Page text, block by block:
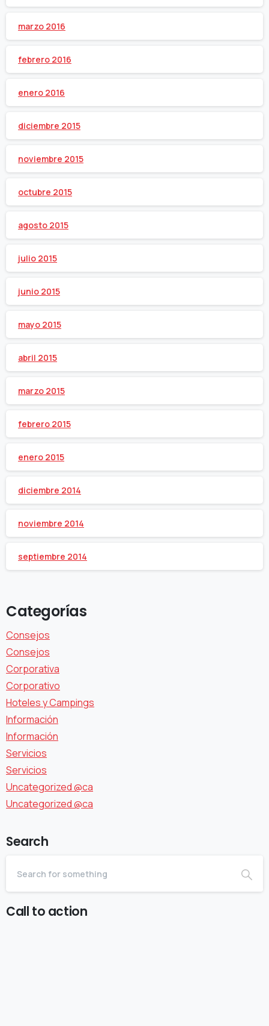
marzo 2016
febrero 2016
enero 2016
diciembre 2015
noviembre 2015
octubre 2015
agosto 2015
julio 2015
junio 2015
mayo 2015
abril 2015
marzo 2015
febrero 2015
enero 2015
diciembre 2014
noviembre 2014
septiembre 2014
Categorías
Consejos
Consejos
Corporativa
Corporativo
Hoteles y Campings
Información
Información
Servicios
Servicios
Uncategorized @ca
Uncategorized @ca
Search
Call to action